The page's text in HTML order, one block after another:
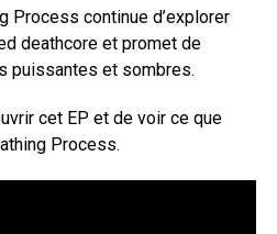
Process continue d’explorer
deathcore et promet de
puissantes et sombres.
cet EP et de voir ce que
Process.